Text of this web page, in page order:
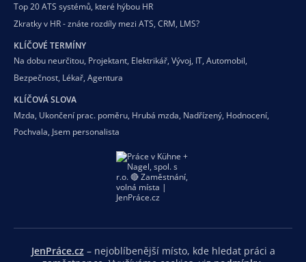
Top 20 ATS systémů, které hýbou HR
Zkratky v HR - znáte rozdíly mezi ATS, CRM, LMS?
KLÍČOVÉ TERMÍNY
Na dobu neurčitou, Projektant, Elektrikář, Vývoj, IT, Automobil,
Bezpečnost, Lékař, Agentura
KLÍČOVÁ SLOVA
Mzda, Ukončení prac. poměru, Hrubá mzda, Nadřízený, Hodnocení,
Pochvala, Jsem personalista
JenPráce.cz– nejoblíbenější místo, kde hledat práci a